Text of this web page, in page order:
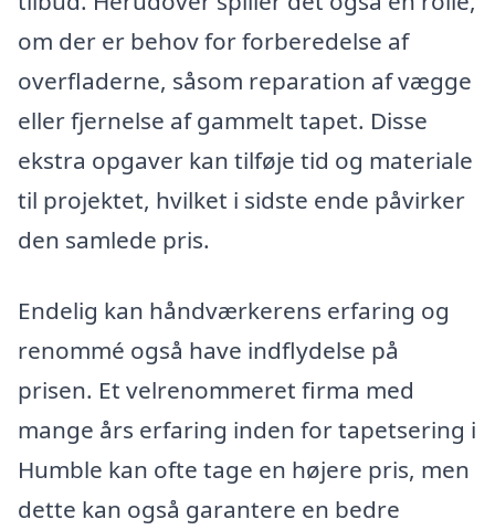
om der er behov for forberedelse af
overfladerne, såsom reparation af vægge
eller fjernelse af gammelt tapet. Disse
ekstra opgaver kan tilføje tid og materiale
til projektet, hvilket i sidste ende påvirker
den samlede pris.
Endelig kan håndværkerens erfaring og
renommé også have indflydelse på
prisen. Et velrenommeret firma med
mange års erfaring inden for tapetsering i
Humble kan ofte tage en højere pris, men
dette kan også garantere en bedre